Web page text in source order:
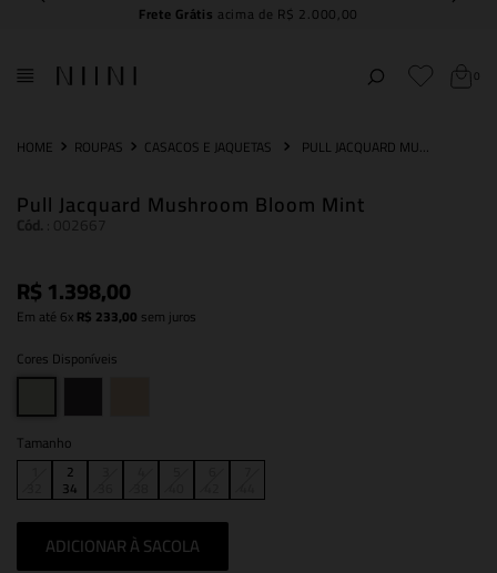
Frete Grátis acima de R$ 2.000,00
0
ROUPAS CASACOS E JAQUETAS PULL JACQUARD MUSHROOM BLOOM MINT
Pull Jacquard Mushroom Bloom Mint
002667
R$1.398,00
Em até 6xR$ 233,00 sem juros
Cores Disponíveis
Tamanho
2
34
ADICIONAR À SACOLA